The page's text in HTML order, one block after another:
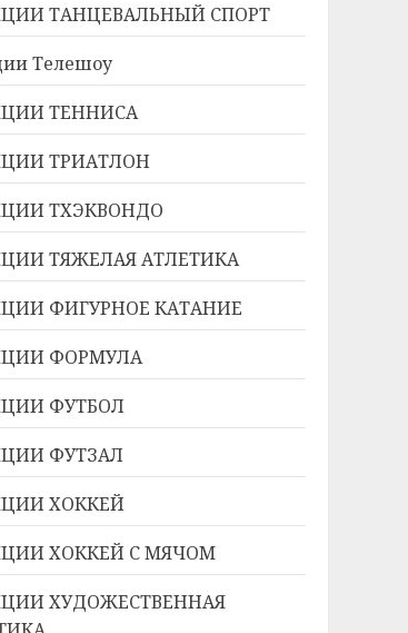
ТАНЦЕВАЛЬНЫЙ СПОРТ
Телешоу
ТЕННИСА
ТРИАТЛОН
ТХЭКВОНДО
ТЯЖЕЛАЯ АТЛЕТИКА
ФИГУРНОЕ КАТАНИЕ
ФОРМУЛА
ФУТБОЛ
ФУТЗАЛ
ХОККЕЙ
ХОККЕЙ С МЯЧОМ
ХУДОЖЕСТВЕННАЯ